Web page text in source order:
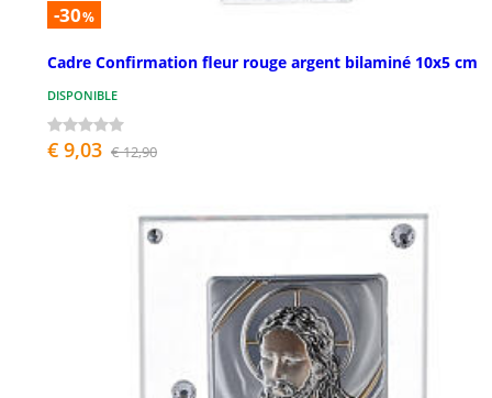
-30%
Cadre Confirmation fleur rouge argent bilaminé 10x5 cm
DISPONIBLE
€ 9,03 € 12,90